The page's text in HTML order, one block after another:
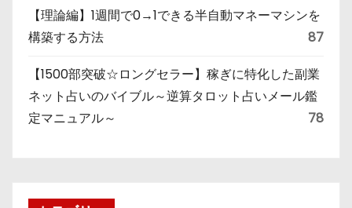
【理論編】1週間で0→1できる半自動マネーマシンを
構築する方法
87
【1500部突破☆ロングセラー】稼ぎに特化した副業
ネット占いのバイブル～逆算タロット占いメール鑑
定マニュアル～
78